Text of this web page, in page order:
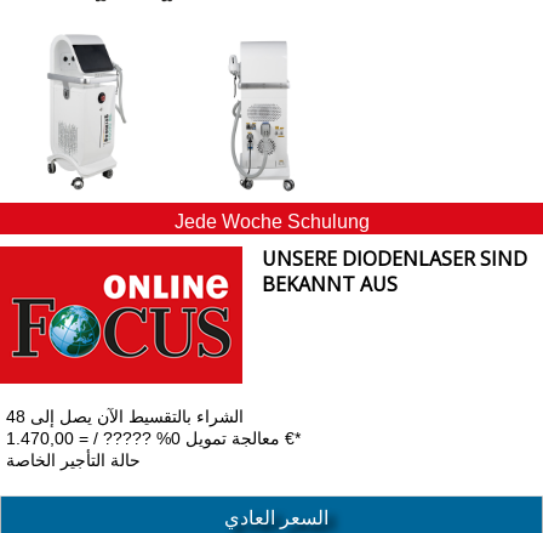
Jede Woche Schulung
UNSERE DIODENLASER SIND
BEKANNT AUS
الشراء بالتقسيط الآن يصل إلى 48
معالجة تمويل 0% ????? / = 1.470,00 €*
حالة التأجير الخاصة
السعر العادي